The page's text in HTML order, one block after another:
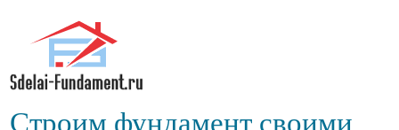
Строим фундамент своими